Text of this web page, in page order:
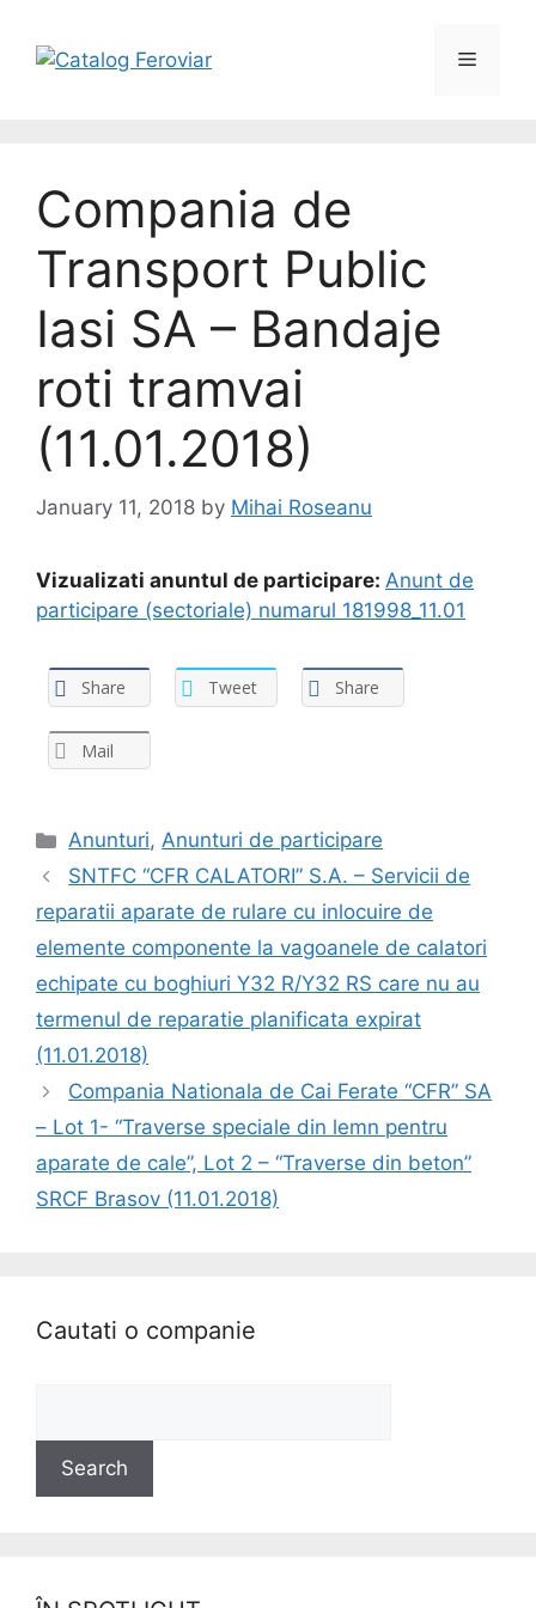
content
Menu
Compania de
Transport Public
Iasi SA – Bandaje
roti tramvai
(11.01.2018)
January 11, 2018 by Mihai Roseanu
Vizualizati anuntul de participare: Anunt de
participare (sectoriale) numarul 181998_11.01
Share Tweet Share
Mail
Categories
Anunturi,Anunturi de participare
SNTFC “CFR CALATORI” S.A. – Servicii de
reparatii aparate de rulare cu inlocuire de
elemente componente la vagoanele de calatori
echipate cu boghiuri Y32 R/Y32 RS care nu au
termenul de reparatie planificata expirat
(11.01.2018)
Compania Nationala de Cai Ferate “CFR” SA
– Lot 1- “Traverse speciale din lemn pentru
aparate de cale”, Lot 2 – “Traverse din beton”
SRCF Brasov (11.01.2018)
Cautati o companie